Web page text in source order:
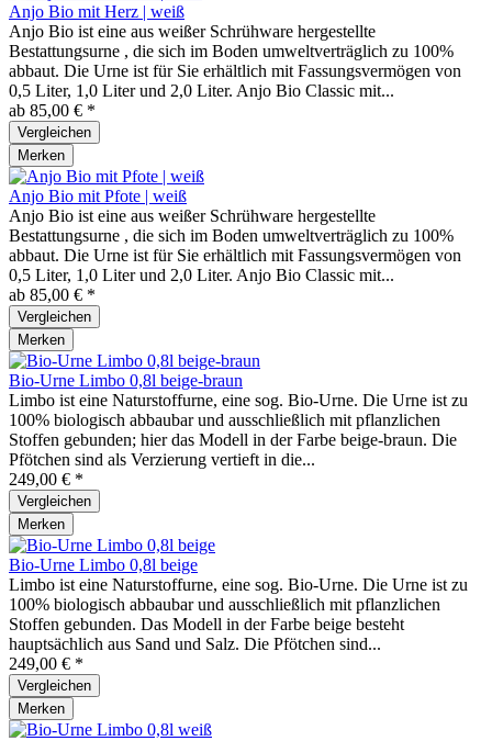
Anjo Bio mit Herz | weiß
Anjo Bio ist eine aus weißer Schrühware hergestellte
Bestattungsurne , die sich im Boden umweltverträglich zu 100%
abbaut. Die Urne ist für Sie erhältlich mit Fassungsvermögen von
0,5 Liter, 1,0 Liter und 2,0 Liter. Anjo Bio Classic mit...
ab 85,00 € *
Vergleichen
Merken
Anjo Bio mit Pfote | weiß
Anjo Bio ist eine aus weißer Schrühware hergestellte
Bestattungsurne , die sich im Boden umweltverträglich zu 100%
abbaut. Die Urne ist für Sie erhältlich mit Fassungsvermögen von
0,5 Liter, 1,0 Liter und 2,0 Liter. Anjo Bio Classic mit...
ab 85,00 € *
Vergleichen
Merken
Bio-Urne Limbo 0,8l beige-braun
Limbo ist eine Naturstoffurne, eine sog. Bio-Urne. Die Urne ist zu
100% biologisch abbaubar und ausschließlich mit pflanzlichen
Stoffen gebunden; hier das Modell in der Farbe beige-braun. Die
Pfötchen sind als Verzierung vertieft in die...
249,00 € *
Vergleichen
Merken
Bio-Urne Limbo 0,8l beige
Limbo ist eine Naturstoffurne, eine sog. Bio-Urne. Die Urne ist zu
100% biologisch abbaubar und ausschließlich mit pflanzlichen
Stoffen gebunden. Das Modell in der Farbe beige besteht
hauptsächlich aus Sand und Salz. Die Pfötchen sind...
249,00 € *
Vergleichen
Merken